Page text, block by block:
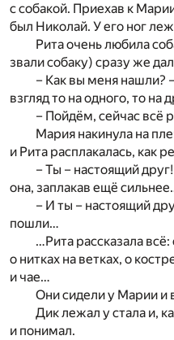
с собакой. Приехав к
был Николай. У его ног
Рита очень любила
звали собаку) сразу же
– Как вы меня нашли?
взгляд то на одного, то на
– Пойдём, сейчас всё
Мария накинула на
и Рита расплакалась, как
– Ты – настоящий
она, заплакав ещё
– И ты – настоящий
пошли…
…Рита рассказала
о нитках на ветках, о
и чае…
Они сидели у Марии и
Дик лежал у стала и,
и понимал.